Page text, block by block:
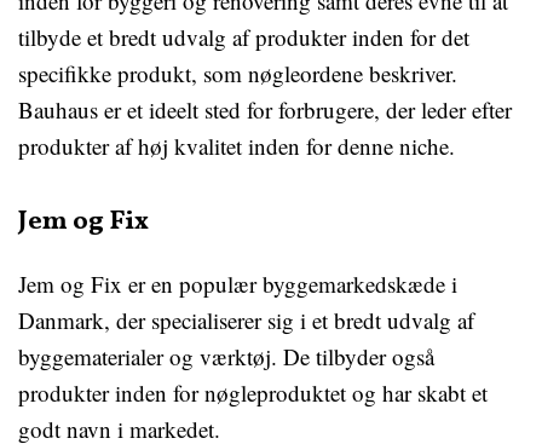
tilbyde et bredt udvalg af produkter inden for det
specifikke produkt, som nøgleordene beskriver.
Bauhaus er et ideelt sted for forbrugere, der leder efter
produkter af høj kvalitet inden for denne niche.
Jem og Fix
Jem og Fix er en populær byggemarkedskæde i
Danmark, der specialiserer sig i et bredt udvalg af
byggematerialer og værktøj. De tilbyder også
produkter inden for nøgleproduktet og har skabt et
godt navn i markedet.